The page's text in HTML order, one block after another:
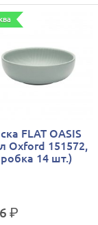
FLAT OASIS
Oxford 151572,
14 шт.)
р.